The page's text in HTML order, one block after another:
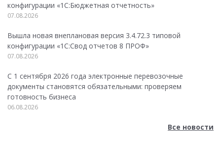
конфигурации «1C:Бюджетная отчетность»
07.08.2026
Вышла новая внеплановая версия 3.4.72.3 типовой
конфигурации «1C:Свод отчетов 8 ПРОФ»
07.08.2026
С 1 сентября 2026 года электронные перевозочные
документы становятся обязательными: проверяем
готовность бизнеса
06.08.2026
Все новости